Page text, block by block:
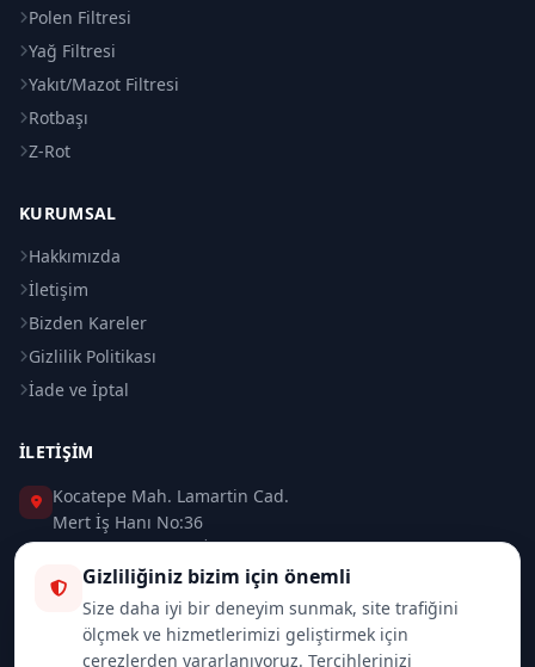
Polen Filtresi
Yağ Filtresi
Yakıt/Mazot Filtresi
Rotbaşı
Z-Rot
KURUMSAL
Hakkımızda
İletişim
Bizden Kareler
Gizlilik Politikası
İade ve İptal
İLETIŞIM
Kocatepe Mah. Lamartin Cad.
Mert İş Hanı No:36
Taksim / Beyoğlu / İSTANBUL
0 (212) 235 37 83
0 (532) 418 08 46
Gizliliğiniz bizim için önemli
Size daha iyi bir deneyim sunmak, site trafiğini
ölçmek ve hizmetlerimizi geliştirmek için
çerezlerden yararlanıyoruz. Tercihlerinizi